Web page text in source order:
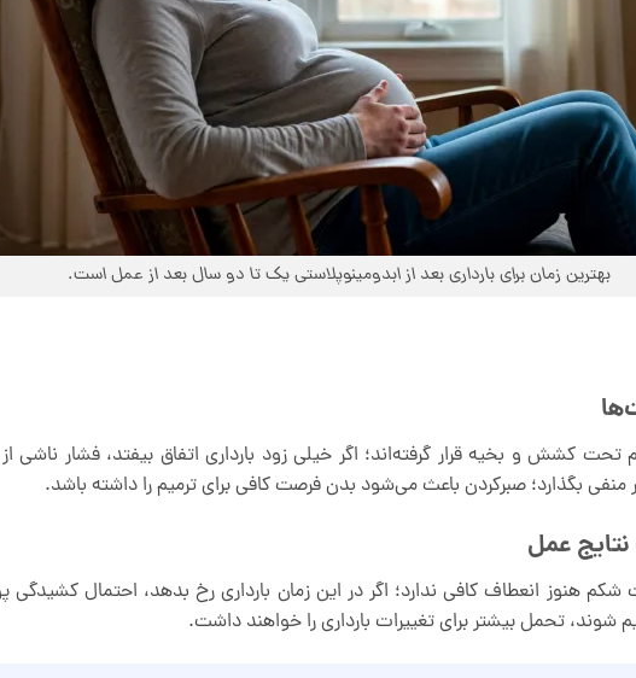
بهترین زمان برای بارداری بعد از ابدومینوپلاستی یک تا دو سال بعد از عمل است.
کشش و بخیه قرار گرفته‌اند؛ اگر خیلی زود بارداری اتفاق بیفتد، فشار ناشی
منفی بگذارد؛ صبرکردن باعث می‌شود بدن فرصت کافی برای ترمیم را داشته باشد.
شکم هنوز انعطاف کافی ندارد؛ اگر در این زمان بارداری رخ بدهد، احتمال کشیدگی
شوند، تحمل بیشتر برای تغییرات بارداری را خواهند داشت.